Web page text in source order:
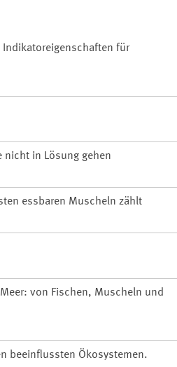
für
nicht in Lösung gehen
essbaren Muscheln zählt
von Fischen, Muscheln und
beeinflussten Ökosystemen.